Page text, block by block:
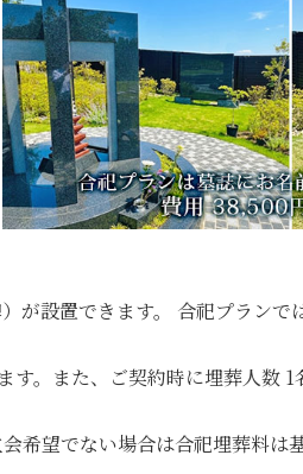
が設置できます。 合祀プランで
。また、ご契約時に埋葬人数 1
希望でない場合は合祀埋葬料は